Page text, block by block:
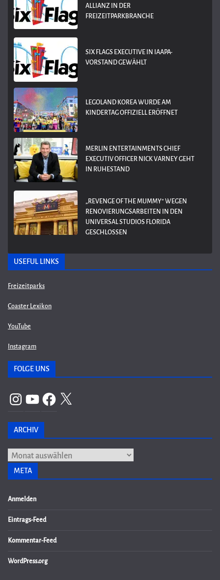
LLIANZ IN DER F
REIZEITPARKBRANCHE
SIX FLAGS EXECUTIVE IN IAAPA-
VORSTAND GEWÄHLT
LEGOLAND KOREA WURDE AM
KINDERTAG OFFIZIELL ERÖFFNET
MERLIN ENTERTAINMENTS CHIEF
EXECUTIV OFFICER NICK VARNEY GEHT
IN RUHESTAND
„REVENGE OF THE MUMMY“ WEGEN
RENOVIERUNGSARBEITEN IN DEN
UNIVERSAL STUDIOS FLORIDA
GESCHLOSSEN
USEFUL LINKS
Freizeitparks
Coaster Lexikon
YouTube
Instagram
FOLGE UNS
InstagramYouTubeFacebook
X
ARCHIV
Archiv
META
Anmelden
Eintrags-Feed
Kommentar-Feed
WordPress.org